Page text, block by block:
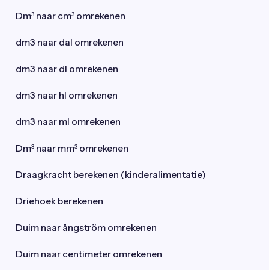
Dm³ naar cm³ omrekenen
dm3 naar dal omrekenen
dm3 naar dl omrekenen
dm3 naar hl omrekenen
dm3 naar ml omrekenen
Dm³ naar mm³ omrekenen
Draagkracht berekenen (kinderalimentatie)
Driehoek berekenen
Duim naar ångström omrekenen
Duim naar centimeter omrekenen